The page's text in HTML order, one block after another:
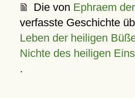
Die von Ephraem
verfasste Geschichte
Leben der heiligen
Nichte des heiligen
.